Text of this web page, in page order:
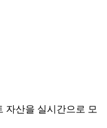
자산을 실시간으로 모